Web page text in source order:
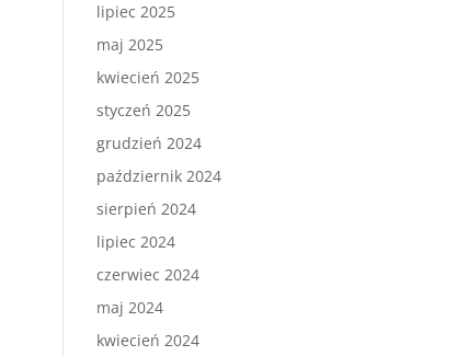
lipiec 2025
maj 2025
kwiecień 2025
styczeń 2025
grudzień 2024
październik 2024
sierpień 2024
lipiec 2024
czerwiec 2024
maj 2024
kwiecień 2024